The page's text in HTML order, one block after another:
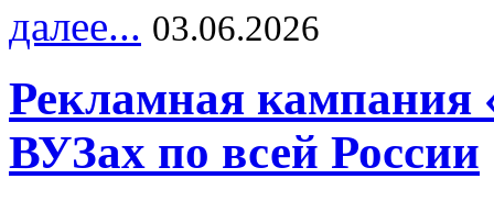
далее... 03.06.2026
Рекламная кампания
ВУЗах по всей России